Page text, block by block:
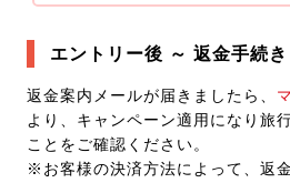
エントリー後 ～ 返金手続
返金案内メールが届きましたら、
より、キャンペーン適用になり旅
ことをご確認ください。
※お客様の決済方法によって、返